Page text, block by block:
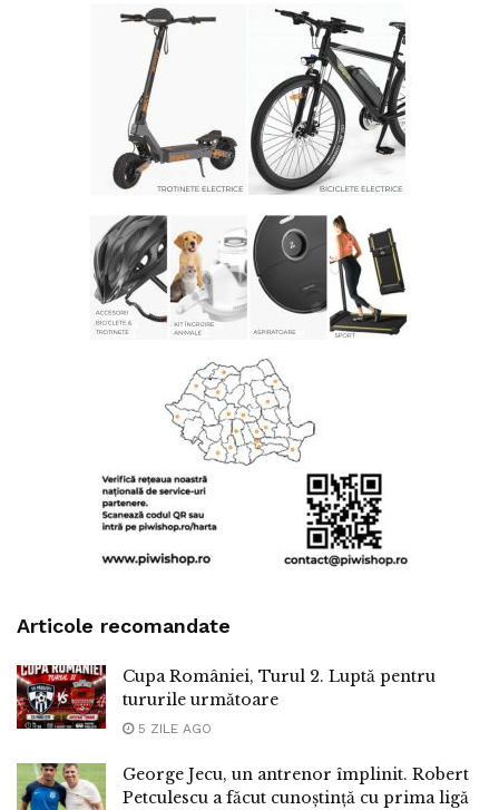
Articole recomandate
Cupa României, Turul 2. Luptă pentru
tururile următoare
5 ZILE AGO
George Jecu, un antrenor împlinit. Robert
Petculescu a făcut cunoștință cu prima ligă